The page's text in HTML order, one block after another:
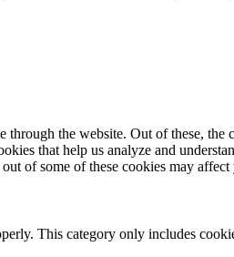
the website. Out of these, the
that help us analyze and
of some of these cookies may
This category only includes